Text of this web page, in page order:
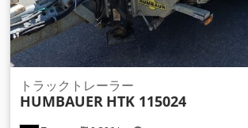
トラックトレーラー
HUMBAUER HTK 115024